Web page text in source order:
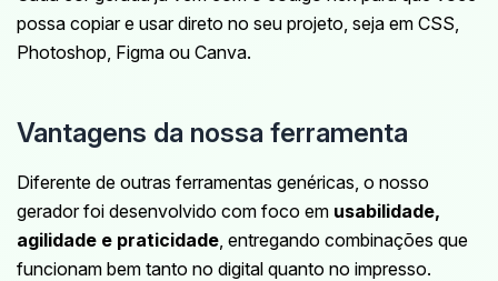
possa copiar e usar direto no seu projeto, seja em CSS,
Photoshop, Figma ou Canva.
Vantagens da nossa ferramenta
Diferente de outras ferramentas genéricas, o nosso
gerador foi desenvolvido com foco em usabilidade,
agilidade e praticidade , entregando combinações que
funcionam bem tanto no digital quanto no impresso.